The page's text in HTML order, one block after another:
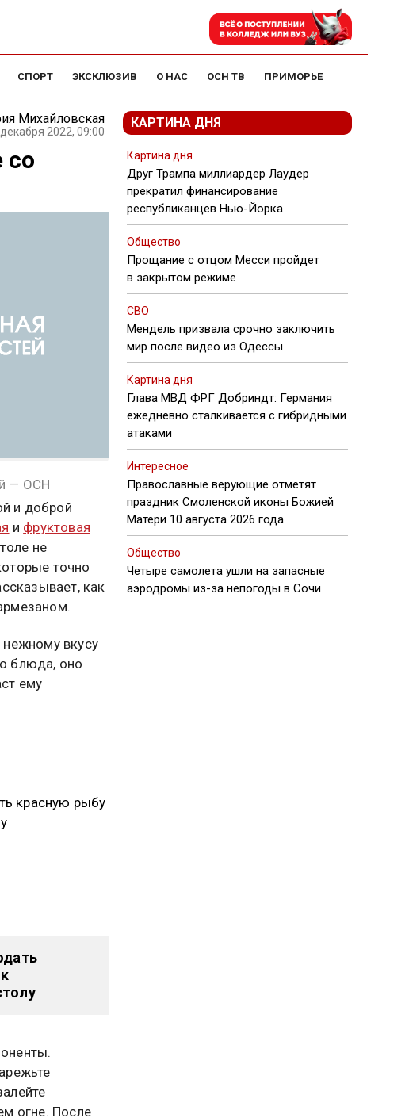
СПОРТ ЭКСКЛЮЗИВ О НАС ОСН ТВ ПРИМОРЬЕ
Михайловская
2022, 09:00
со
— ОСН
и доброй
и фруктовая
не
точно
как
вкусу
блюда, оно
ему
огне. После
КАРТИНА ДНЯ
Картина дня
Друг Трампа миллиардер Лаудер
прекратил финансирование
республиканцев Нью-Йорка
Общество
Прощание с отцом Месси пройдет
в закрытом режиме
СВО
Мендель призвала срочно заключить
мир после видео из Одессы
Картина дня
Глава МВД ФРГ Добриндт: Германия
ежедневно сталкивается с гибридными
атаками
Интересное
Православные верующие отметят
праздник Смоленской иконы Божией
Матери 10 августа 2026 года
Общество
Четыре самолета ушли на запасные
аэродромы из-за непогоды в Сочи